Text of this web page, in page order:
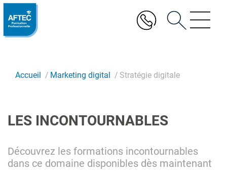
Aller
au
contenu
Accueil Marketing digital Stratégie digitale
LES INCONTOURNABLES
Découvrez les formations incontournables
dans ce domaine disponibles dès maintenant